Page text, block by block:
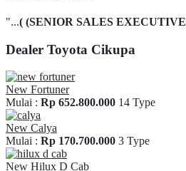
"...( (SENIOR SALES
Dealer Toyota Cikupa
New Fortuner
Mulai : Rp 652.800.000 14 Type
New Calya
Mulai : Rp 170.700.000 3 Type
New Hilux D Cab